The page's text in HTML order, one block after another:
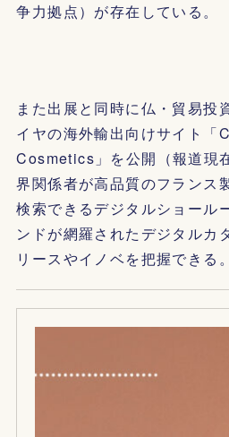
争力拠点）が存在している。
また出展と同時に仏・貿易投
イヤの海外輸出向けサイト「
Cosmetics」を公開（報道現
界関係者が高品質のフランス
検索できるデジタルショール
ンドが網羅されたデジタルカ
リースやイノベを把握できる。